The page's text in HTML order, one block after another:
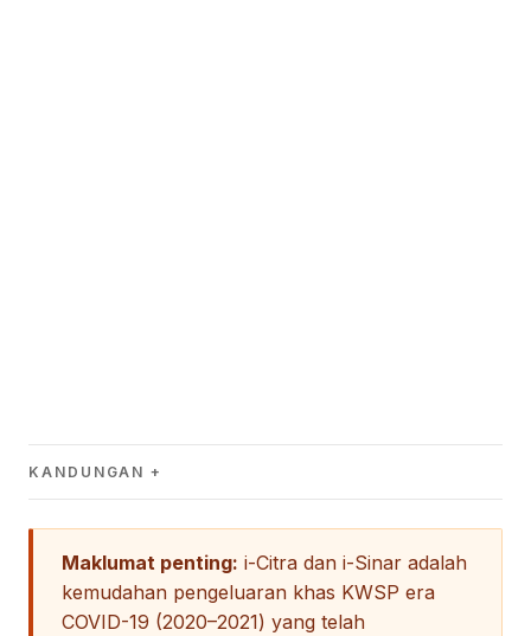
KANDUNGAN
Maklumat penting: i-Citra dan i-Sinar adalah
kemudahan pengeluaran khas KWSP era
COVID-19 (2020–2021) yang telah